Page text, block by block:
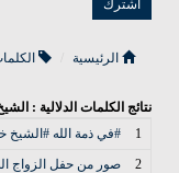
الرئيسية
نتائج الكلمات الدلالية :
1
#في ذمة الله #الشيخ
2
صور من حفل الزواج